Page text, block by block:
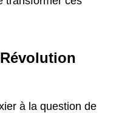
à la question de